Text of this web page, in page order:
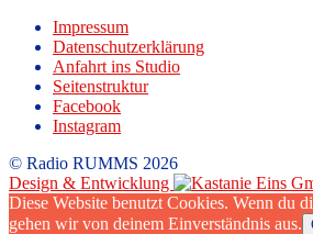
Impressum
Datenschutzerklärung
Anfahrt ins Studio
Seitenstruktur
Facebook
Instagram
© Radio RUMMS 2026
Design & Entwicklung
Diese Website benutzt Cookies. Wenn du
gehen wir von deinem Einverständnis aus.